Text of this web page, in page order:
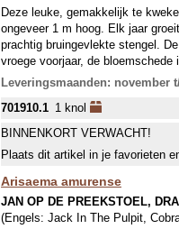
Deze leuke, gemakkelijk te
ongeveer 1 m hoog. Elk jaar
prachtig bruingevlekte stengel.
vroege voorjaar, de
steel met grote, langwerpige,
met bessen. Geef de plant een
opslaan verdient aanbeveling.
Leveringsmaanden: november
701910.1 1 knol
BINNENKORT VERWACHT!
Plaats dit artikel in je favorieten
Arisaema amurense
JAN OP DE PREEKSTOEL,
(Engels: Jack In The Pulpit,